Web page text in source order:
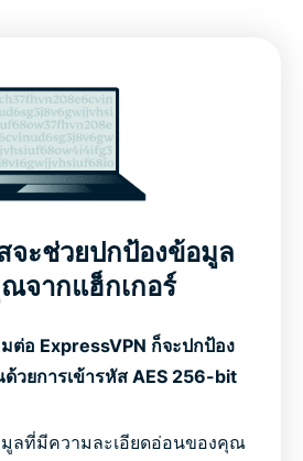
จะช่วยปกป้องข้อมูล
จากแฮ็กเกอร์
ต่อ ExpressVPN ก็จะปกป้อง
วยการเข้ารหัส AES 256-bit
มูลที่มีความละเอียดอ่อนของคุณ